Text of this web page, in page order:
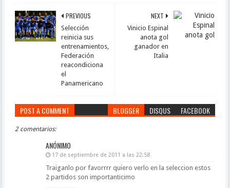
NEXT
Vinicio Espinal
anota gol
ganador en
Italia
PREVIOUS
Selección
reinicia sus
entrenamientos,
Federación
reacondiciona
el
Panamericano
POST A COMMENT BLOGGER DISQUS FACEBOOK
2 comentarios:
ANÓNIMO
17 de septiembre de 2011 a las 22:58
Traiganlo por favorrrr quiero verlo en la seleccion estos
2 partidos son importanticimo